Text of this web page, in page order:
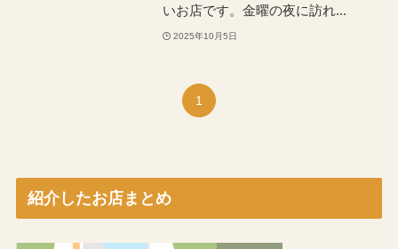
いお店です。金曜の夜に訪れ...
2025年10月5日
1
紹介したお店まとめ